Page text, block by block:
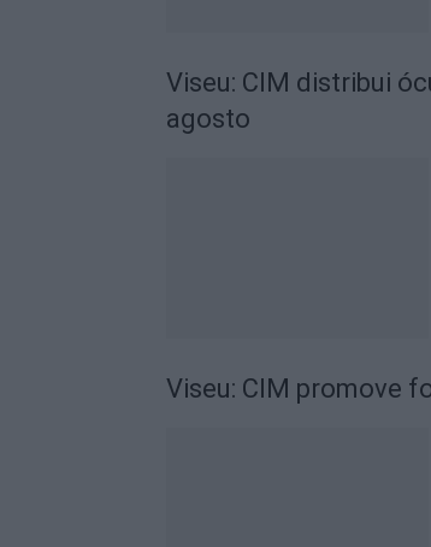
Viseu: CIM distribui
agosto
Viseu: CIM promove